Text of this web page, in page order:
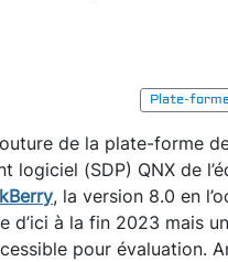
Plate-
de la plate-forme
logiciel (SDP) QNX de
, la version 8.0 en
d’ici à la fin 2023 mais
pour évaluation.